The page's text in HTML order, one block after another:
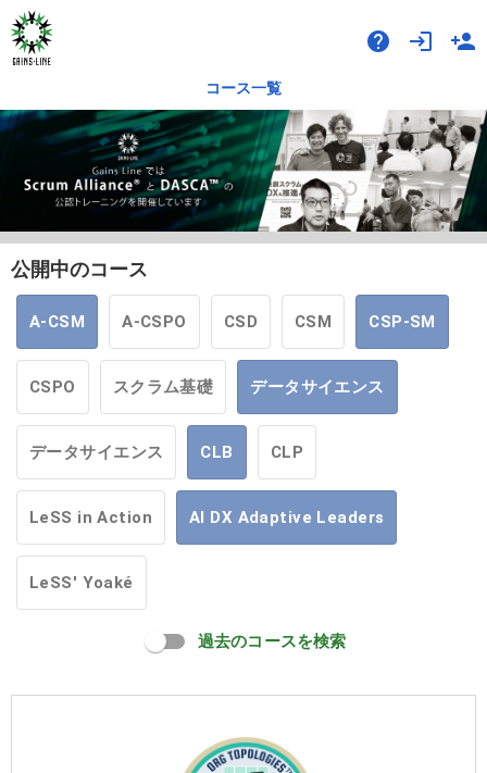
help login person_add
コース一覧
公開中のコース
A-CSM A-CSPO CSD CSM CSP-SM
CSPO スクラム基礎 データサイエンス
データサイエンス CLB CLP
LeSS in Action AI DX Adaptive Leaders
LeSS' Yoaké
過去のコースを検索